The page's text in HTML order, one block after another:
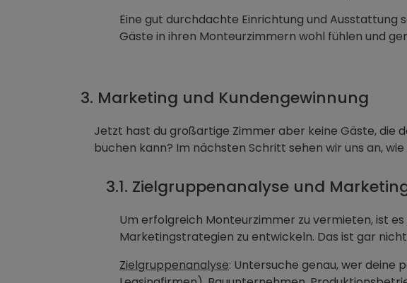
Eine gut durchdachte Einrichtung und Ausstattung
Gäste in ihren Monteurzimmern wohl fühlen und
3. Marketing und Kundengewinnung
Jetzt hast du großartige Zimmer aber keine Gäste, die
buchen kann? Im nächsten Schritt sehen wir uns an,
3.1. Zielgruppenanalyse und
Um erfolgreich Monteurzimmer zu vermieten, ist
Marketingstrategien zu entwickeln. Das ist gar
Zielgruppenanalyse: Untersuche genau, wer deine